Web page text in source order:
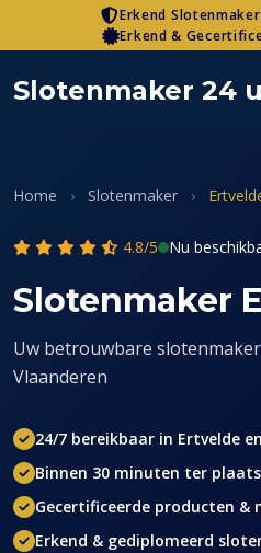
to
content
Erkend Slotenmaker
Erkend &
Slotenmaker 24
Home › Slotenmaker ›
4.8/5 Nu
Slotenmaker
Uw betrouwbare
Vlaanderen
24/7 bereikbaar in Ertvelde
Binnen 30 minuten ter
Gecertificeerde producten &
Erkend & gediplomeerd